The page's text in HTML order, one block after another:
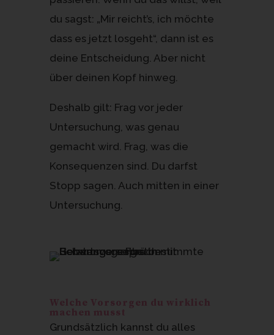
du sagst: „Mir reicht’s, ich möchte
dass es jetzt losgeht“, dann ist es
deine Entscheidung. Aber nicht
über deinen Kopf hinweg.
Deshalb gilt: Frag vor jeder
Untersuchung, was genau
gemacht wird. Frag, was die
Konsequenzen sind. Du darfst
Stopp sagen. Auch mitten in einer
Untersuchung.
Welche Vorsorgen du wirklich
machen musst
Grundsätzlich kannst du alles